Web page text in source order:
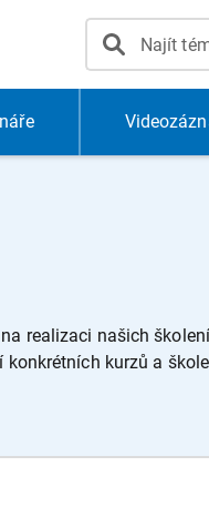
realizaci našich
konkrétních kurzů a